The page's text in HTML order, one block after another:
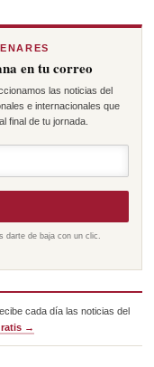
en tu correo
las noticias del
e internacionales que
final de tu jornada.
darte de baja con un clic.
cada día las noticias del
→